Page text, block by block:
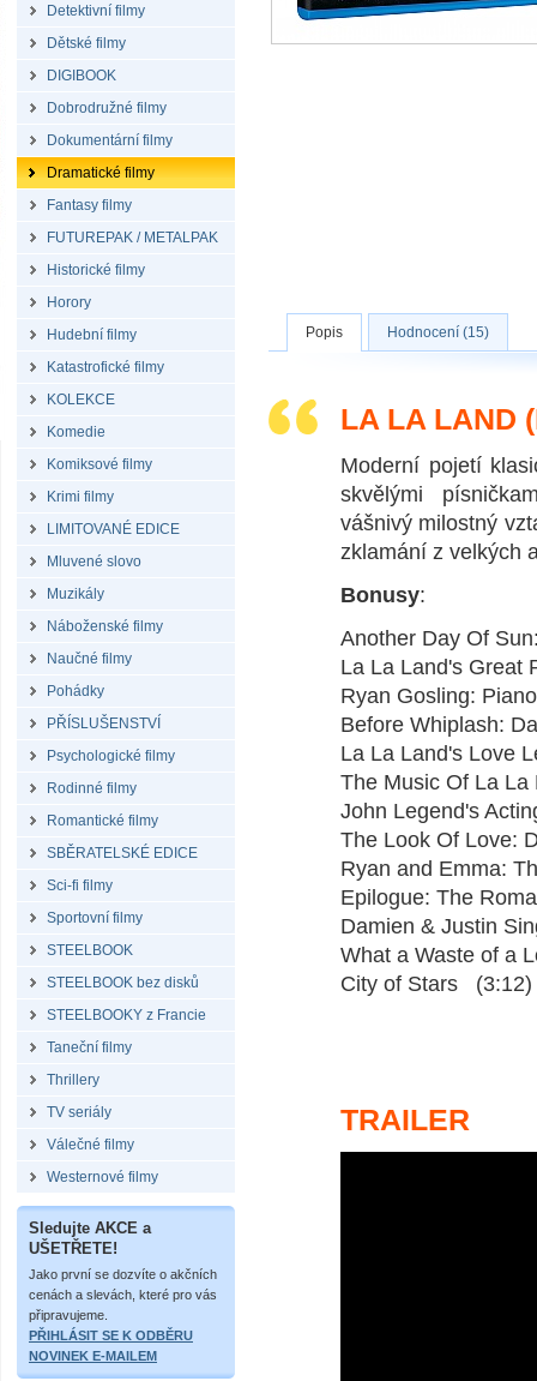
Detektivní filmy
Dětské filmy
DIGIBOOK
Dobrodružné filmy
Dokumentární filmy
Dramatické filmy
Fantasy filmy
FUTUREPAK / METALPAK
Historické filmy
Horory
Hudební filmy
Katastrofické filmy
KOLEKCE
Komedie
Komiksové filmy
Krimi filmy
LIMITOVANÉ EDICE
Mluvené slovo
Muzikály
Náboženské filmy
Naučné filmy
Pohádky
PŘÍSLUŠENSTVÍ
Psychologické filmy
Rodinné filmy
Romantické filmy
SBĚRATELSKÉ EDICE
Sci-fi filmy
Sportovní filmy
STEELBOOK
STEELBOOK bez disků
STEELBOOKY z Francie
Taneční filmy
Thrillery
TV seriály
Válečné filmy
Westernové filmy
Sledujte AKCE a
UŠETŘETE!
Jako první se dozvíte o akčních
cenách a slevách, které pro vás
připravujeme.
PŘIHLÁSIT SE K ODBĚRU
NOVINEK E-MAILEM
Popis Hodnocení (15)
LA LA LAND
Moderní pojetí
skvělými
vášnivý milostný
zklamání z velkých
Bonusy:
Another Day Of
La La Land's
Ryan Gosling:
Before Whiplash:
La La Land's Love
The Music Of La
John Legend's
The Look Of Love:
Ryan and Emma:
Epilogue: The
Damien & Justin
What a Waste of a
City of Stars (3:12)
TRAILER